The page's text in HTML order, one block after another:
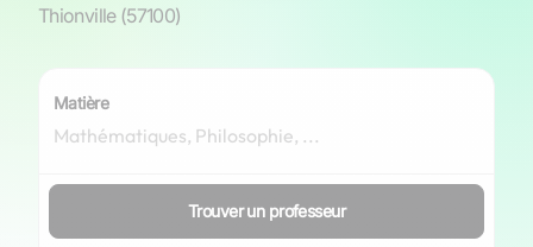
Thionville (57100)
Matière
Trouver un professeur